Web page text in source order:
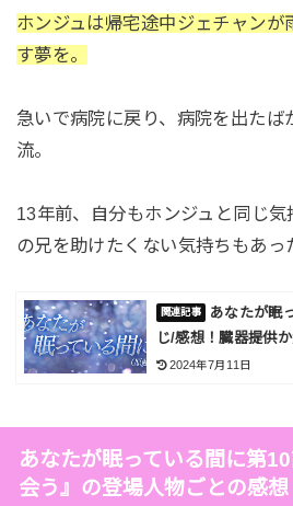
ホンジュは帰宅途中ジェチャンが
す夢を。
急いで病院に戻り、病院を出たば
流。
13年前、自分もホンジュと同じ
の兄を助けたくない気持ちもあっ
あなたが眠
じ/感想！臓器提供
2024年7月11日
あなたが眠っている間に第
会う』の登場人物ごとの感想